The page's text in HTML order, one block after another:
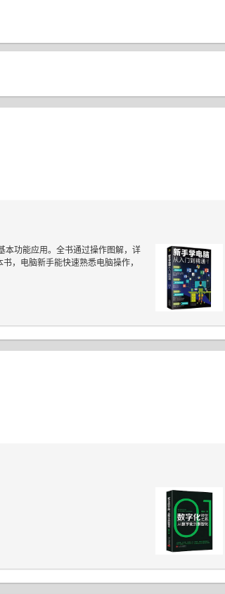
本功能应用。全书通过操作图解，详
，电脑新手能快速熟悉电脑操作，